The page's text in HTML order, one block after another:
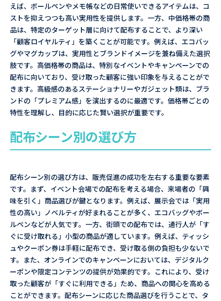
えば、ボールペンやメモ帳などの日常使いできるアイテムは、コ
ストを抑えつつも高い実用性を提供します。一方、中価格帯の商
品は、特定のターゲット層に向けて配布することで、より深い
「顧客ロイヤルティ」を築くことが可能です。例えば、エコバッ
グやマグカップは、実用性とブランドイメージを兼ね備えた選択
肢です。高価格帯の商品は、特別なイベントやキャンペーンでの
配布に向いており、受け取った顧客に強い印象を与えることがで
きます。高級感のあるステーショナリーやガジェット類は、ブラ
ンドの「プレミアム感」を演出するのに最適です。価格帯ごとの
特性を理解し、目的に応じた賢い選択が重要です。
配布シーン別の選び方
配布シーン別の選び方は、販売促進の成功を左右する重要な要素
です。まず、イベント会場での配布を考える場合、来場者の「興
味を引く」商品選びが鍵となります。例えば、展示会では「実用
性の高い」ノベルティが好まれることが多く、エコバッグやボー
ルペンなどが人気です。一方、街頭での配布では、通行人が「す
ぐに受け取れる」小型の商品が適しています。例えば、ティッシ
ュやクーポン券は手軽に配布でき、受け取る側の負担も少ないで
す。また、オンラインでのキャンペーンにおいては、デジタルク
ーポンや限定コンテンツの提供が効果的です。これにより、受け
取った顧客が「すぐに利用できる」ため、商品への関心を高める
ことができます。配布シーンに応じた商品選びを行うことで、タ